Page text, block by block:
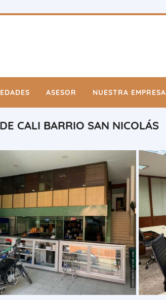
ASESOR NUESTRA EMPRESA
CALI BARRIO SAN NICOLÁS